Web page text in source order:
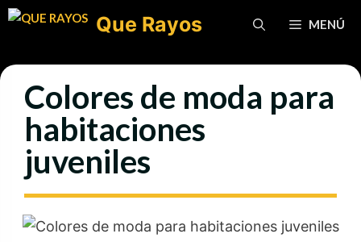
Saltar
Que Rayos MENÚ
Colores de moda para
habitaciones
juveniles